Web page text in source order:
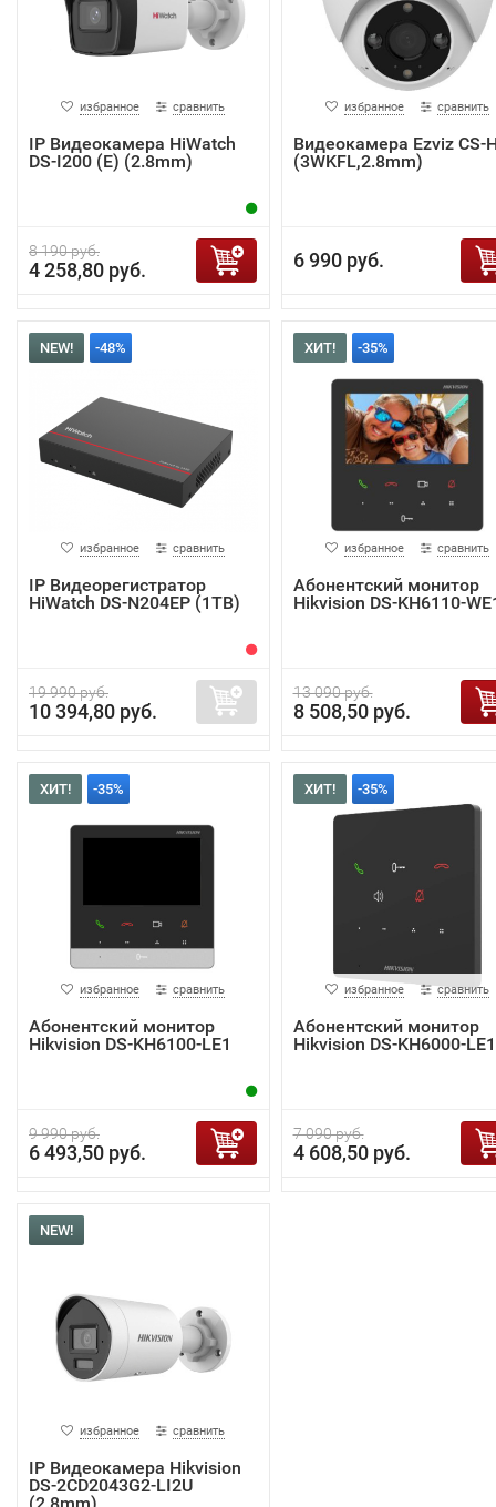
избранное сравнить
IP Видеокамера HiWatch
DS-I200 (E) (2.8mm)
8 190 руб.
4 258,80 руб.
избранное сравнить
Видеокамера Ezviz CS-
(3WKFL,2.8mm)
6 990 руб.
NEW! -48%
избранное сравнить
IP Видеорегистратор
HiWatch DS-N204EP (1TB)
19 990 руб.
10 394,80 руб.
ХИТ! -35%
избранное сравнить
Абонентский монитор
Hikvision DS-KH6110-
13 090 руб.
8 508,50 руб.
ХИТ! -35%
избранное сравнить
Абонентский монитор
Hikvision DS-KH6100-LE1
9 990 руб.
6 493,50 руб.
ХИТ! -35%
избранное сравнить
Абонентский монитор
Hikvision DS-KH6000-LE1
7 090 руб.
4 608,50 руб.
NEW!
избранное сравнить
IP Видеокамера Hikvision
DS-2CD2043G2-LI2U